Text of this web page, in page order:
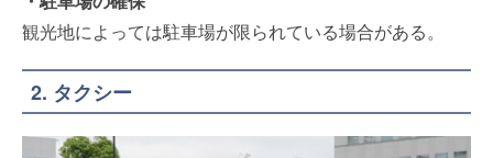
観光地によっては駐車場が限られている場合がある。
2. タクシー